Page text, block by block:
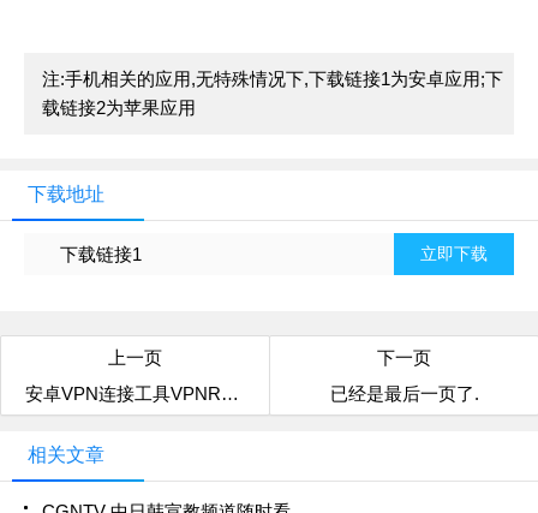
注:手机相关的应用,无特殊情况下,下载链接1为安卓应用;下
载链接2为苹果应用
下载地址
立即下载
下载链接1
上一页
安卓VPN连接工具VPNROOT
下一页
已经是最后一页了.
相关文章